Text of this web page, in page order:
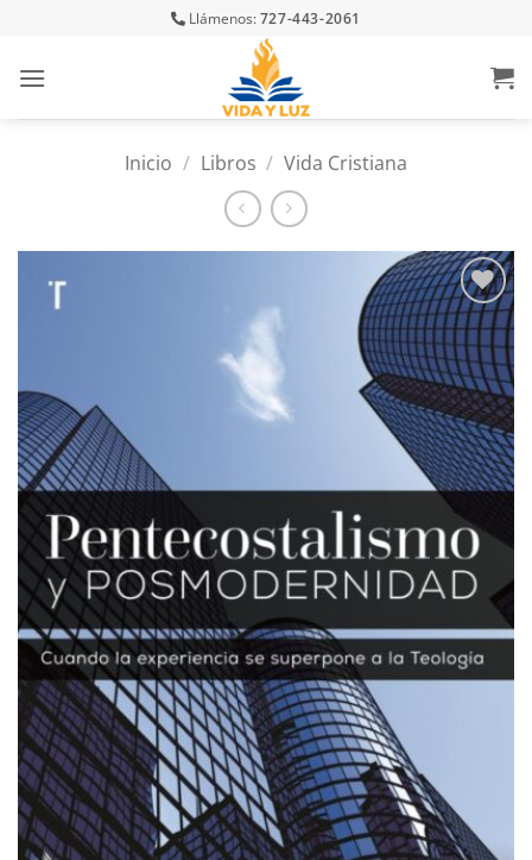
content
Llámenos:727-443-2061
Inicio / Libros / Vida Cristiana
Añadir
a la
lista
de
deseos